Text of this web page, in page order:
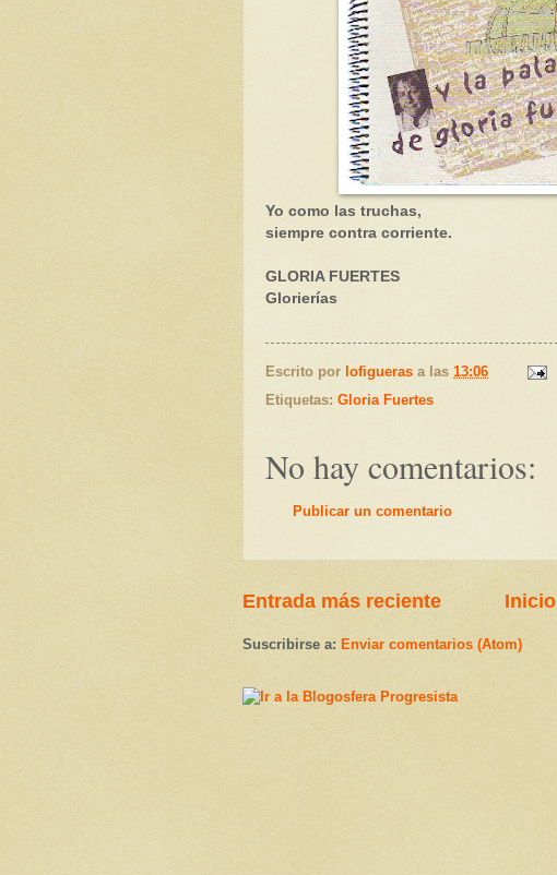
Yo como las truchas,
siempre contra corriente.
GLORIA FUERTES
Glorierías
Escrito por lofigueras a las 13:06
Etiquetas: Gloria Fuertes
No hay comentarios:
Publicar un comentario
Entrada más reciente Inicio
Suscribirse a: Enviar comentarios (Atom)